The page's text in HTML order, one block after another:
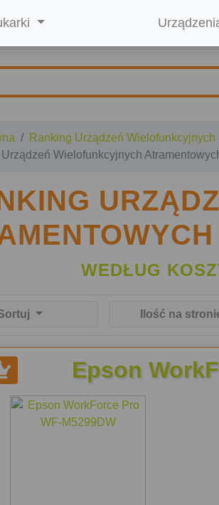
Ranking Urządzeń Wielofunkcyjnych
Wielofunkcyjnych
WEDŁUG
Ilość na
Epson